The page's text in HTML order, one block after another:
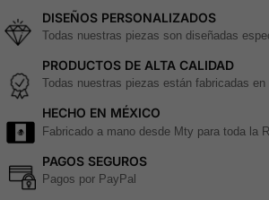
DISEÑOS PERSONALIZADOS
Todas nuestras piezas son diseñadas
PRODUCTOS DE ALTA CALIDAD
Todas nuestras piezas están fabricadas en
HECHO EN MÉXICO
Fabricado a mano desde Mty para toda la
PAGOS SEGUROS
Pagos por PayPal